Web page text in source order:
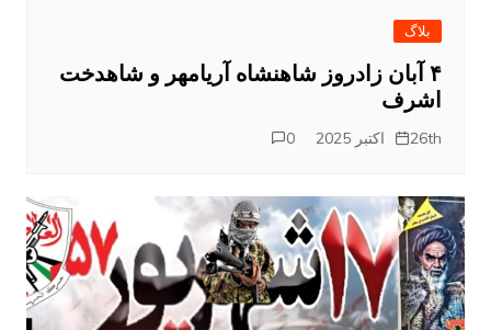
بلاگ
۴ آبان زادروز شاهنشاه آریامهر و شاهدخت
اشرف
26th اکتبر 2025 0